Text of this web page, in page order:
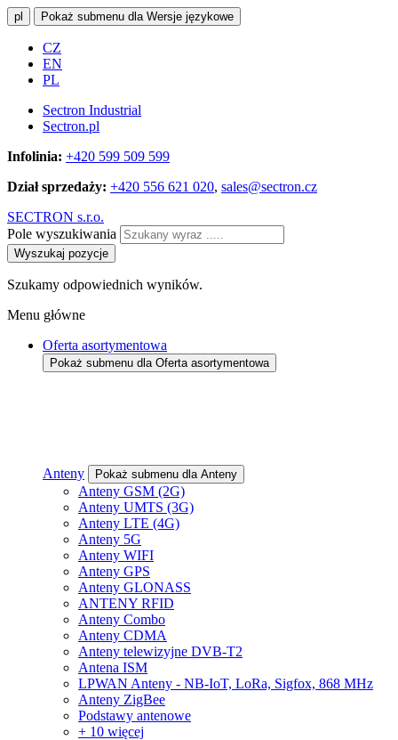
pl Pokaż submenu dla Wersje językowe
CZ
EN
PL
Sectron Industrial
Sectron.pl
Infolinia: +420 599 509 599
Dział sprzedaży: +420 556 621 020, sales@sectron.cz
SECTRON s.r.o.
Pole wyszukiwania
Wyszukaj pozycje
Szukamy odpowiednich wyników.
Menu główne
Oferta asortymentowa
Pokaż submenu dla Oferta asortymentowa
Anteny Pokaż submenu dla Anteny
Anteny GSM (2G)
Anteny UMTS (3G)
Anteny LTE (4G)
Anteny 5G
Anteny WIFI
Anteny GPS
Anteny GLONASS
ANTENY RFID
Anteny Combo
Anteny CDMA
Anteny telewizyjne DVB-T2
Antena ISM
LPWAN Anteny - NB-IoT, LoRa, Sigfox, 868 MHz
Anteny ZigBee
Podstawy antenowe
+ 10 więcej